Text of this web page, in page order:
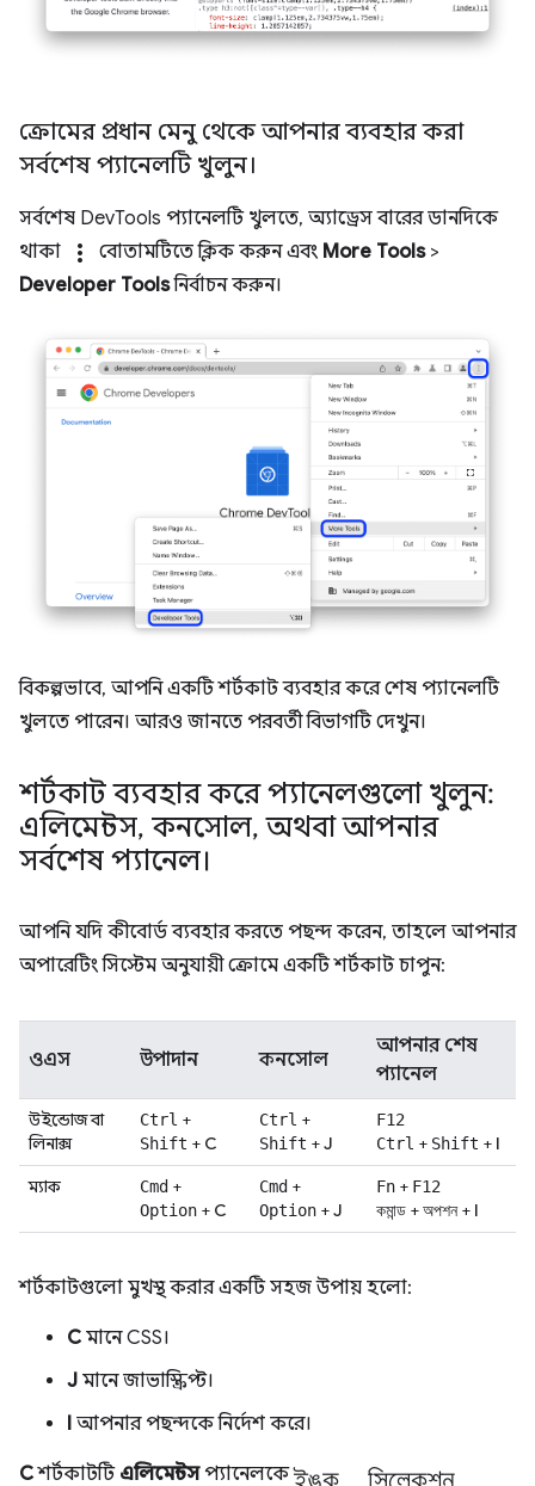
ক্রোমের প্রধান মেনু থেকে আপনার ব্যবহার করা
সর্বশেষ প্যানেলটি খুলুন।
সর্বশেষ DevTools প্যানেলটি খুলতে, অ্যাড্রেস বারের ডানদিকে
থাকা
more_vert বোতামটিতে ক্লিক করুন এবং More Tools>
Developer Toolsনির্বাচন করুন।
বিকল্পভাবে, আপনি একটি শর্টকাট ব্যবহার করে শেষ প্যানেলটি
খুলতে পারেন। আরও জানতে পরবর্তী বিভাগটি দেখুন।
শর্টকাট ব্যবহার করে প্যানেলগুলো খুলুন:
এলিমেন্টস, কনসোল, অথবা আপনার
সর্বশেষ প্যানেল।
আপনি যদি কীবোর্ড ব্যবহার করতে পছন্দ করেন, তাহলে আপনার
অপারেটিং সিস্টেম অনুযায়ী ক্রোমে একটি শর্টকাট চাপুন:
ওএস উপাদান কনসোল
আপনার শেষ
প্যানেল
উইন্ডোজ বা
লিনাক্স
Ctrl +
Shift + C
Ctrl +
Shift +J
F12
Ctrl + Shift + I
ম্যাক
Cmd +
Option + C
Cmd +
Option +J
Fn + F12
কমান্ড +অপশন+ I
শর্টকাটগুলো মুখস্থ করার একটি সহজ উপায় হলো:
C মানে CSS।
J মানে জাভাস্ক্রিপ্ট।
I আপনার পছন্দকে নির্দেশ করে।
Cশর্টকাটটি এলিমেন্টসপ্যানেলকেইঙ্ক_সিলেকশন